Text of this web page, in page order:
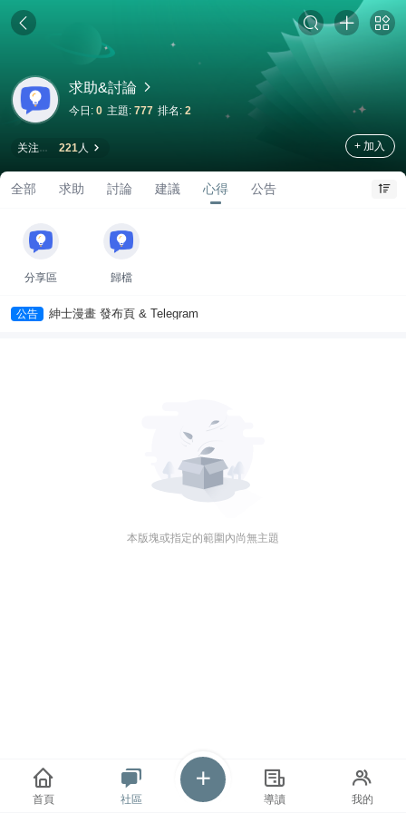
求助&討論
今日: 0 主題: 777 排名: 2
关注 221人 + 加入
全部 求助 討論 建議 心得 公告
分享區 歸檔
公告 紳士漫畫 發布頁 & Telegram
本版塊或指定的範圍內尚無主題
首頁 社區 導讀 我的